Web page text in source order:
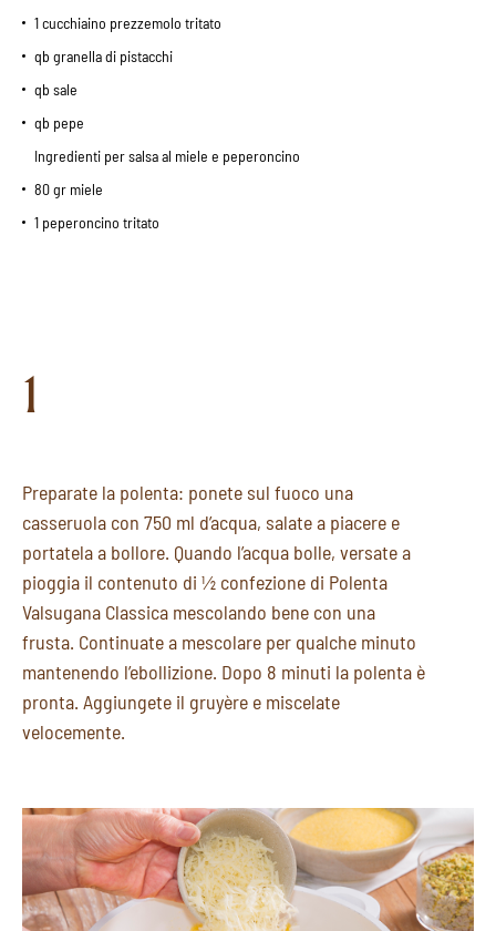
1 cucchiaino prezzemolo tritato
qb granella di pistacchi
qb sale
qb pepe
Ingredienti per salsa al miele e peperoncino
80 gr miele
1 peperoncino tritato
1
Preparate la polenta: ponete sul fuoco una
casseruola con 750 ml d’acqua, salate a piacere e
portatela a bollore. Quando l’acqua bolle, versate a
pioggia il contenuto di ½ confezione di Polenta
Valsugana Classica mescolando bene con una
frusta. Continuate a mescolare per qualche minuto
mantenendo l’ebollizione. Dopo 8 minuti la polenta è
pronta. Aggiungete il gruyère e miscelate
velocemente.